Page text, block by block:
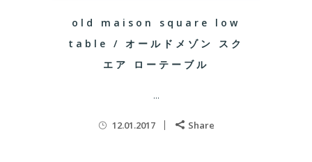
old maison square low
table / オールドメゾン スク
エア ローテーブル
...
12.01.2017 Share